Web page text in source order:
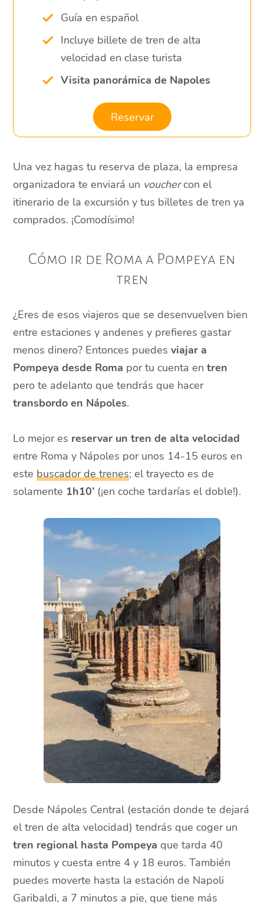
Guía en español
Incluye billete de tren de alta
velocidad en clase turista
Visita panorámica de Napoles
Reservar
Una vez hagas tu reserva de plaza, la empresa
organizadora te enviará un vouchercon el
itinerario de la excursión y tus billetes de tren ya
comprados. ¡Comodísimo!
Cómo ir de Roma a Pompeya en
tren
¿Eres de esos viajeros que se desenvuelven bien
entre estaciones y andenes y prefieres gastar
menos dinero? Entonces puedesviajar a
Pompeya desde Roma por tu cuenta entren
pero te adelanto que tendrás que hacer
transbordo en Nápoles.
Lo mejor es reservar un tren de alta velocidad
entre Roma y Nápoles por unos 14-15 euros en
estebuscador de trenes; el trayecto es de
solamente 1h10’ (¡en coche tardarías el doble!).
Desde Nápoles Central (estación donde te dejará
el tren de alta velocidad) tendrás que coger un
tren regional hasta Pompeya que tarda 40
minutos y cuesta entre 4 y 18 euros. También
puedes moverte hasta la estación de Napoli
Garibaldi, a 7 minutos a pie, que tiene más